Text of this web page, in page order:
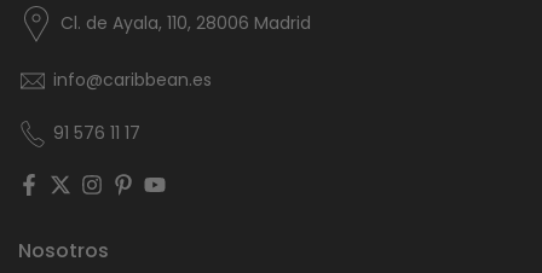
Cl. de Ayala, 110, 28006 Madrid
info@caribbean.es
91 576 11 17
Nosotros